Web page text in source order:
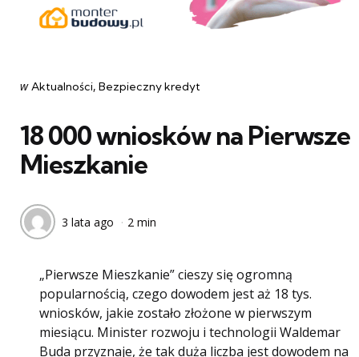
Categories
post
w Aktualności Bezpieczny kredyt
18 000 wniosków na Pierwsze
Mieszkanie
3 lata ago 2 min
„Pierwsze Mieszkanie” cieszy się ogromną
popularnością, czego dowodem jest aż 18 tys.
wniosków, jakie zostało złożone w pierwszym
miesiącu. Minister rozwoju i technologii Waldemar
Buda przyznaje, że tak duża liczba jest dowodem na